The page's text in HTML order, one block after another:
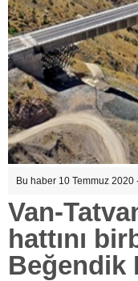
Bu haber 10 Temmuz
Van-
hattını
Beğendik